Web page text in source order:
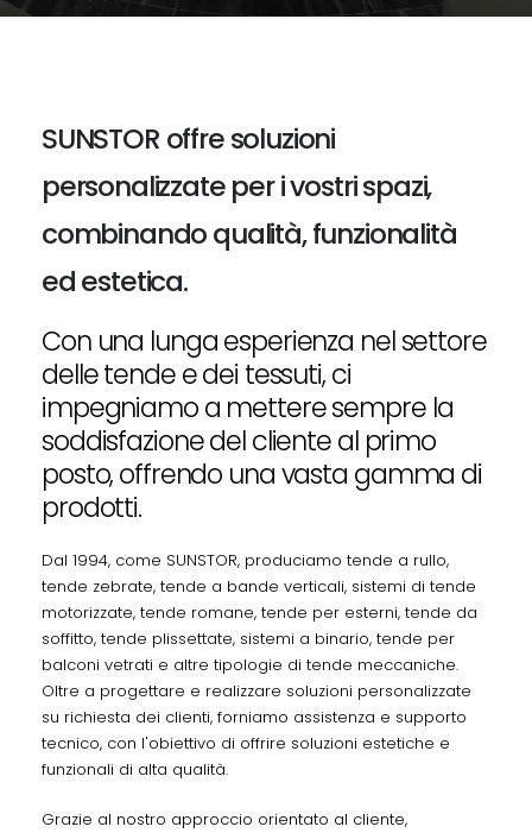
SUNSTOR offre soluzioni
personalizzate per i vostri spazi,
combinando qualità, funzionalità
ed estetica.
Con una lunga esperienza nel settore
delle tende e dei tessuti, ci
impegniamo a mettere sempre la
soddisfazione del cliente al primo
posto, offrendo una vasta gamma di
prodotti.
Dal 1994, come SUNSTOR, produciamo tende a rullo,
tende zebrate, tende a bande verticali, sistemi di tende
motorizzate, tende romane, tende per esterni, tende da
soffitto, tende plissettate, sistemi a binario, tende per
balconi vetrati e altre tipologie di tende meccaniche.
Oltre a progettare e realizzare soluzioni personalizzate
su richiesta dei clienti, forniamo assistenza e supporto
tecnico, con l'obiettivo di offrire soluzioni estetiche e
funzionali di alta qualità.
Grazie al nostro approccio orientato al cliente,